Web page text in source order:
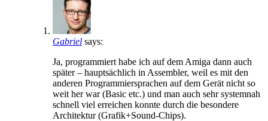
Gabriel says:
Ja, programmiert habe ich auf dem Amiga dann auch
später – hauptsächlich in Assembler, weil es mit den
anderen Programmiersprachen auf dem Gerät nicht so
weit her war (Basic etc.) und man auch sehr systemnah
schnell viel erreichen konnte durch die besondere
Architektur (Grafik+Sound-Chips).